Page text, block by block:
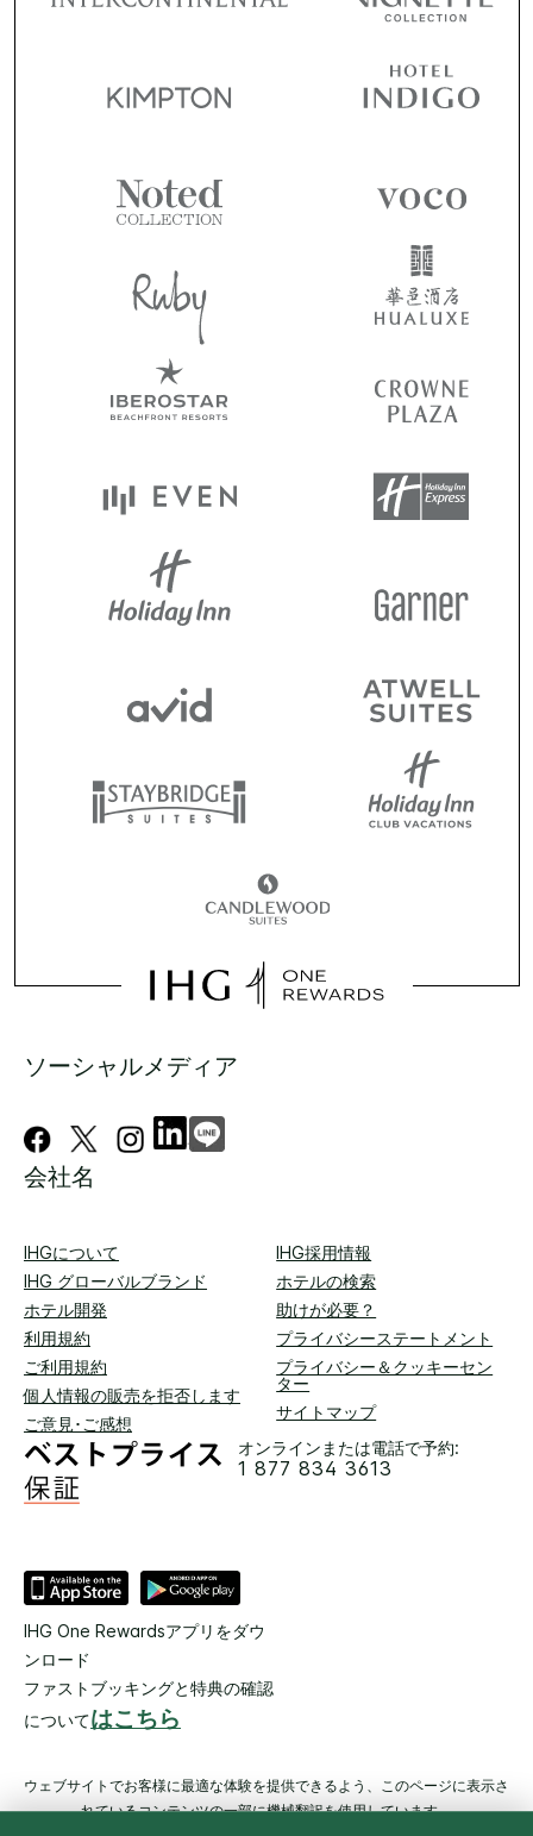
ソーシャルメディア
会社名
IHGについて
IHG採用情報
IHG グローバルブランド
ホテルの検索
ホテル開発
助けが必要？
利用規約
プライバシーステートメント
ご利用規約
プライバシー＆クッキーセン
ター
個人情報の販売を拒否します
サイトマップ
ご意見･ご感想
オンラインまたは電話で予約:
1 877 834 3613
IHG One Rewardsアプリをダウ
ンロード
ファストブッキングと特典の確認
についてはこちら
ウェブサイトでお客様に最適な体験を提供できるよう、このページに表示さ
れているコンテンツの一部に機械翻訳を使用しています。